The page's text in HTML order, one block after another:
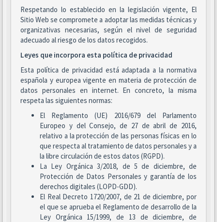
Respetando lo establecido en la legislación vigente, El
Sitio Web se compromete a adoptar las medidas técnicas y
organizativas necesarias, según el nivel de seguridad
adecuado al riesgo de los datos recogidos.
Leyes que incorpora esta política de privacidad
Esta política de privacidad está adaptada a la normativa
española y europea vigente en materia de protección de
datos personales en internet. En concreto, la misma
respeta las siguientes normas:
El Reglamento (UE) 2016/679 del Parlamento
Europeo y del Consejo, de 27 de abril de 2016,
relativo a la protección de las personas físicas en lo
que respecta al tratamiento de datos personales y a
la libre circulación de estos datos (RGPD).
La Ley Orgánica 3/2018, de 5 de diciembre, de
Protección de Datos Personales y garantía de los
derechos digitales (LOPD-GDD).
El Real Decreto 1720/2007, de 21 de diciembre, por
el que se aprueba el Reglamento de desarrollo de la
Ley Orgánica 15/1999, de 13 de diciembre, de